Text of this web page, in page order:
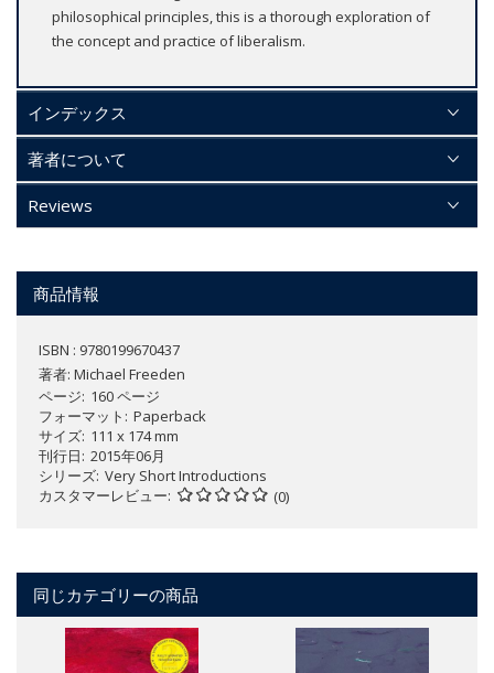
philosophical principles, this is a thorough exploration of
the concept and practice of liberalism.
インデックス
著者について
Reviews
商品情報
ISBN : 9780199670437
著者: Michael Freeden
ページ 160 ページ
フォーマット
Paperback
サイズ 111 x 174 mm
刊行日 2015年06月
シリーズ Very Short Introductions
カスタマーレビュー
(0)
同じカテゴリーの商品